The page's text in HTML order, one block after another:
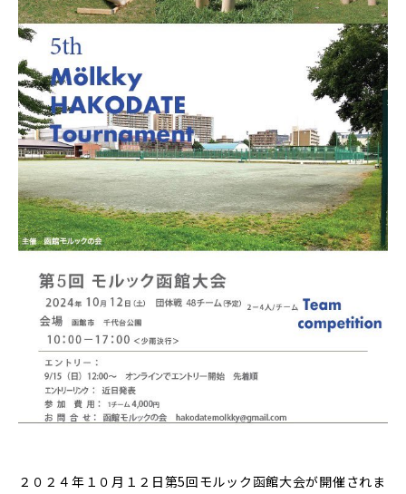
２０２４年１０月１２日第5回モルック函館大会が開催されま